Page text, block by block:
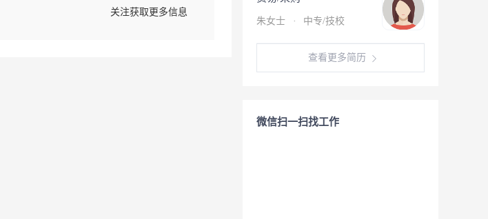
关注获取更多信息
朱女士 · 中专/技校
查看更多简历
微信扫一扫找工作